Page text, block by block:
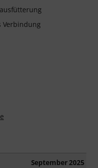
Verbindung
September 2025